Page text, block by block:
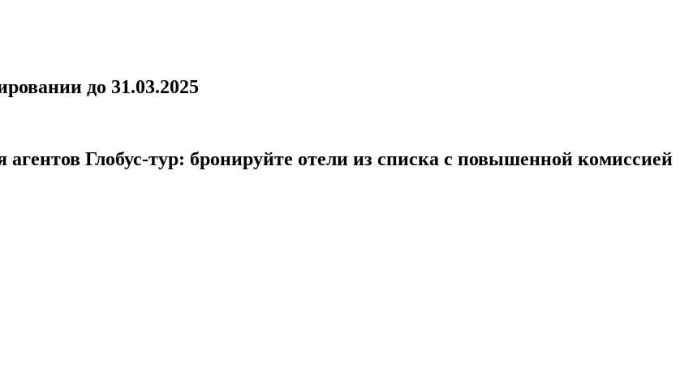
до 31.03.2025
Глобус-тур: бронируйте отели из списка с повышенной комиссией